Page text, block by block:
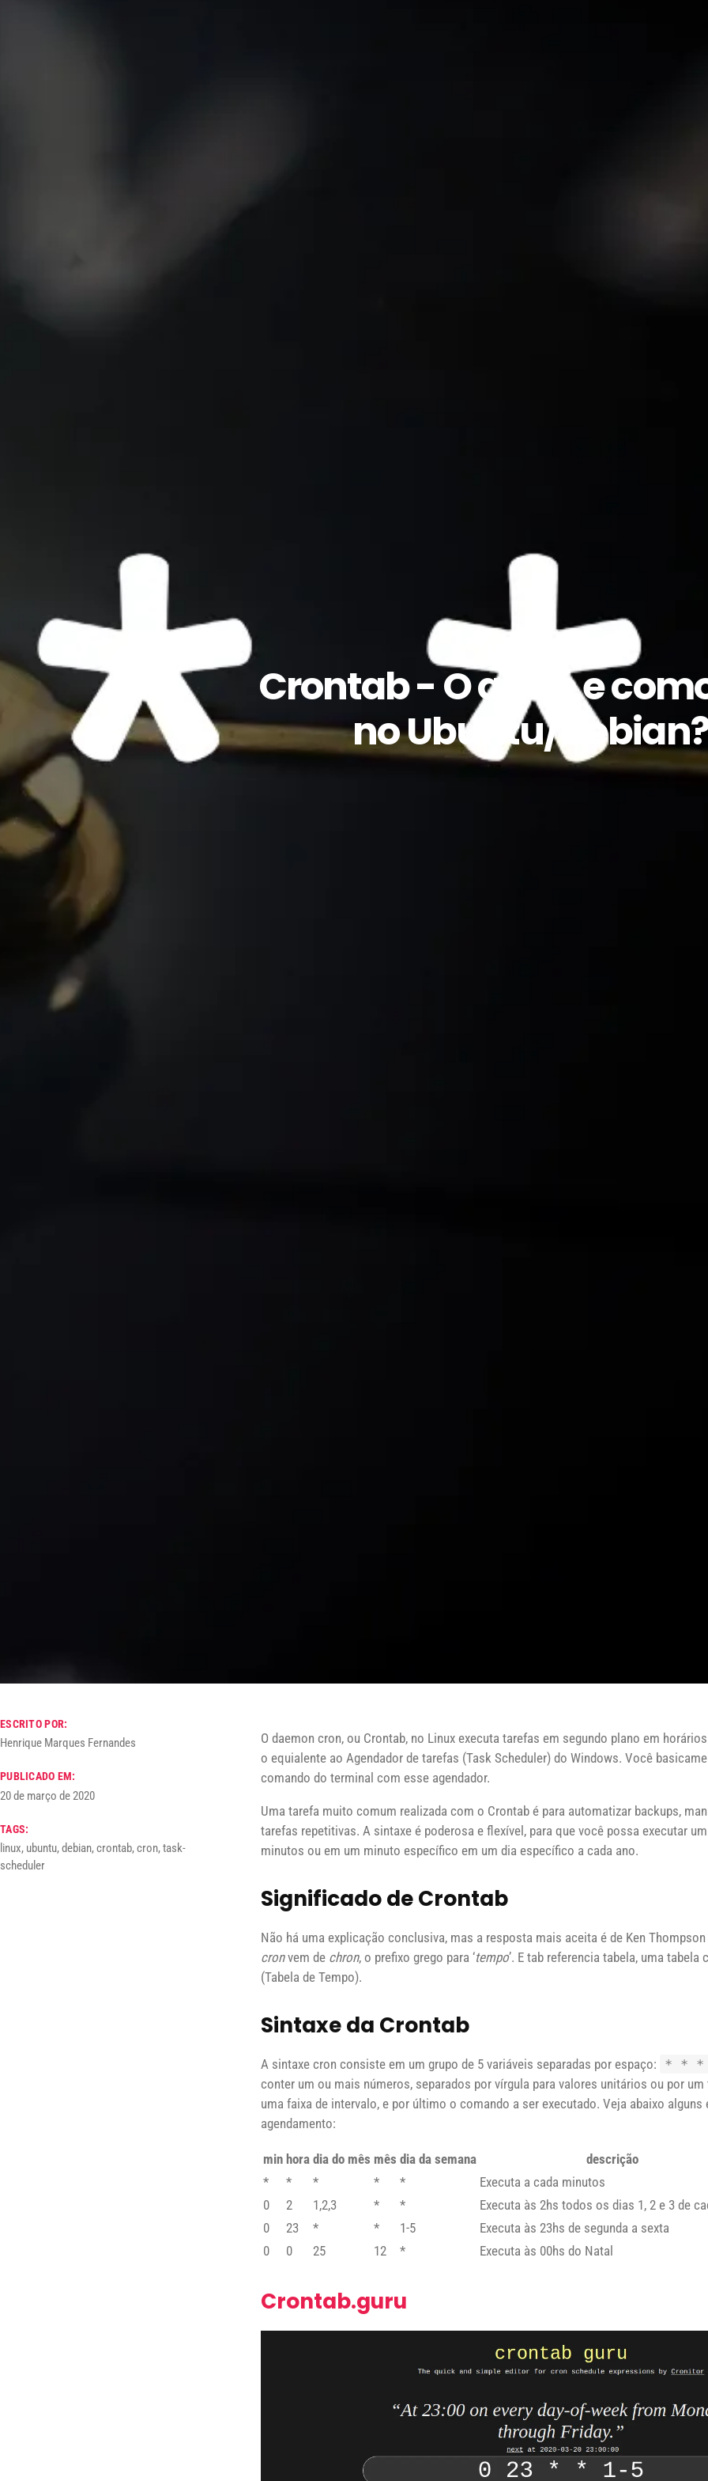
Crontab - O que é e
no Ubuntu/
ESCRITO POR:
Henrique Marques Fernandes
PUBLICADO EM:
20 de março de 2020
TAGS:
linux, ubuntu, debian, crontab, cron, task-
scheduler
O daemon cron, ou Crontab, no Linux executa tarefas em segundo plano em
o equialente ao Agendador de tarefas (Task Scheduler) do Windows. Você
comando do terminal com esse agendador.
Uma tarefa muito comum realizada com o Crontab é para automatizar backups,
tarefas repetitivas. A sintaxe é poderosa e flexível, para que você possa executar
minutos ou em um minuto específico em um dia específico a cada ano.
Significado de Crontab
Não há uma explicação conclusiva, mas a resposta mais aceita é de Ken
cronvem de chron, o prefixo grego para ‘tempo’. E tab referencia tabela, uma
(Tabela de Tempo).
Sintaxe da Crontab
A sintaxe cron consiste em um grupo de 5 variáveis separadas por espaço: * *
conter um ou mais números, separados por vírgula para valores unitários ou por
uma faixa de intervalo, e por último o comando a ser executado. Veja abaixo alguns
agendamento:
min hora dia do mês mês dia da semana
descrição
*
* * * *
Executa a cada minutos
0
2 1,2,3 * *
Executa às 2hs todos os dias 1, 2 e 3 de
0
23 * * 1-5
Executa às 23hs de segunda a sexta
0
0 25 12 * Executa às 00hs do Natal
Crontab.guru